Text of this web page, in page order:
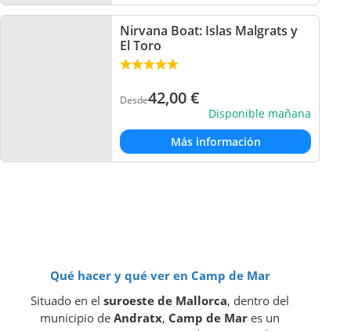
Nirvana Boat: Islas Malgrats y
El Toro
Desde42,00€
Disponible mañana
Más información
Qué hacer y qué ver en Camp de Mar
Situado en el suroeste de Mallorca, dentro del
municipio de Andratx, Camp de Mar es un